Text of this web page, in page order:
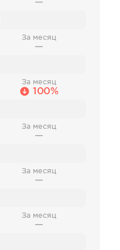
—
За месяц
—
За месяц
100%
За месяц
—
За месяц
—
За месяц
—